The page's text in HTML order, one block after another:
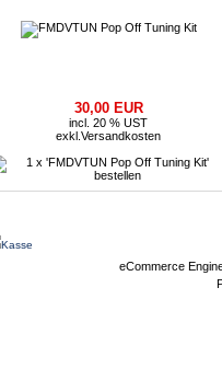
30,00 EUR
incl. 20 % UST
exkl. Versandkosten
Kasse
eCommerce